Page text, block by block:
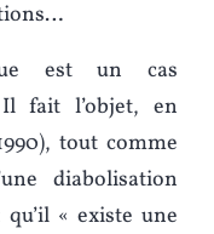
est un cas
fait l’objet, en
tout comme
diabolisation
« existe une